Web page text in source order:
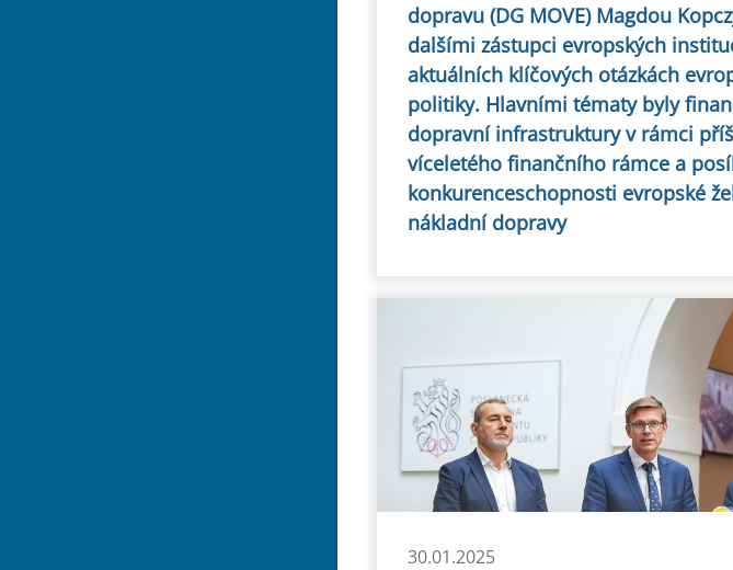
dopravu (DG MOVE) Magdou
dalšími zástupci evropských
aktuálních klíčových otázkách
politiky. Hlavními tématy byly
dopravní infrastruktury v rámci
víceletého finančního rámce a
konkurenceschopnosti evropské
nákladní dopravy
30.01.2025